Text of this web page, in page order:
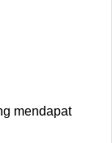
mendapat